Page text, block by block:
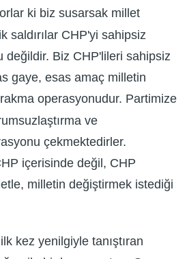
ki biz susarsak millet
saldırılar CHP'yi sahipsiz
değildir. Biz CHP'lileri sahipsiz
gaye, esas amaç milletin
operasyonudur. Partimize
ve
çekmektedirler.
içerisinde değil, CHP
milletin değiştirmek istediği
kez yenilgiyle tanıştıran